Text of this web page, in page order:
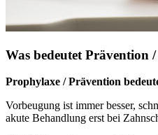
Was bedeutet Prävention
Prophylaxe / Prävention
Vorbeugung ist immer besser,
akute Behandlung erst bei